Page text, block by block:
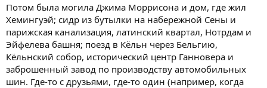
Потом была могила Джима Моррисона и дом, где жил
Хемингуэй; сидр из бутылки на набережной Сены и
парижская канализация, латинский квартал, Нотрдам и
Эйфелева башня; поезд в Кёльн через Бельгию,
Кёльнский собор, исторический центр Ганновера и
заброшенный завод по производству автомобильных
шин. Где-то с друзьями, где-то один (например, когда